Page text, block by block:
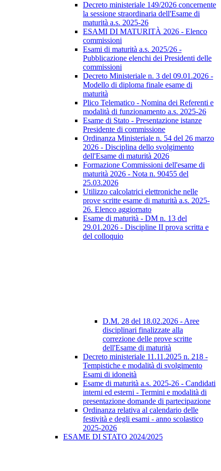
Decreto ministeriale 149/2026 concernente
la sessione straordinaria dell'Esame di
maturità a.s. 2025-26
ESAMI DI MATURITÀ 2026 - Elenco
commissioni
Esami di maturità a.s. 2025/26 -
Pubblicazione elenchi dei Presidenti delle
commissioni
Decreto Ministeriale n. 3 del 09.01.2026 -
Modello di diploma finale esame di
maturità
Plico Telematico - Nomina dei Referenti e
modalità di funzionamento a.s. 2025-26
Esame di Stato - Presentazione istanze
Presidente di commissione
Ordinanza Ministeriale n. 54 del 26 marzo
2026 - Disciplina dello svolgimento
dell'Esame di maturità 2026
Formazione Commissioni dell'esame di
maturità 2026 - Nota n. 90455 del
25.03.2026
Utilizzo calcolatrici elettroniche nelle
prove scritte esame di maturità a.s. 2025-
26. Elenco aggiornato
Esame di maturità - DM n. 13 del
29.01.2026 - Discipline II prova scritta e
del colloquio
D.M. 28 del 18.02.2026 - Aree
disciplinari finalizzate alla
correzione delle prove scritte
dell'Esame di maturità
Decreto ministeriale 11.11.2025 n. 218 -
Tempistiche e modalità di svolgimento
Esami di idoneità
Esame di maturità a.s. 2025-26 - Candidati
interni ed esterni - Termini e modalità di
presentazione domande di partecipazione
Ordinanza relativa al calendario delle
festività e degli esami - anno scolastico
2025-2026
ESAME DI STATO 2024/2025